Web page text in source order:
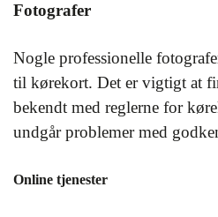
Fotografer
Nogle professionelle
til kørekort. Det er vigtigt at
bekendt med reglerne for
undgår problemer med
Online tjenester